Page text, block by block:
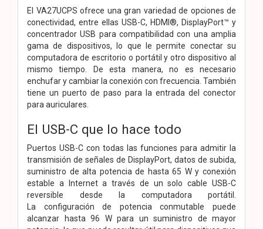
El VA27UCPS ofrece una gran variedad de opciones de
conectividad, entre ellas USB-C, HDMI®, DisplayPort™ y
concentrador USB para compatibilidad con una amplia
gama de dispositivos, lo que le permite conectar su
computadora de escritorio o portátil y otro dispositivo al
mismo tiempo. De esta manera, no es necesario
enchufar y cambiar la conexión con frecuencia. También
tiene un puerto de paso para la entrada del conector
para auriculares.
El USB-C que lo hace todo
Puertos USB-C con todas las funciones para admitir la
transmisión de señales de DisplayPort, datos de subida,
suministro de alta potencia de hasta 65 W y conexión
estable a Internet a través de un solo cable USB-C
reversible desde la computadora portátil.
La configuración de potencia conmutable puede
alcanzar hasta 96 W para un suministro de mayor